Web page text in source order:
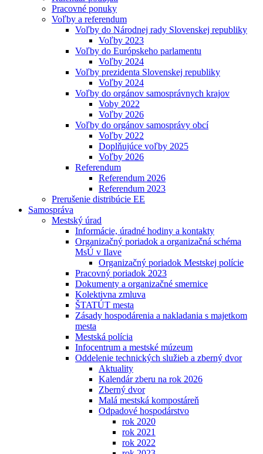
Pracovné ponuky
Voľby a referendum
Voľby do Národnej rady Slovenskej republiky
Voľby 2023
Voľby do Európskeho parlamentu
Voľby 2024
Voľby prezidenta Slovenskej republiky
Voľby 2024
Voľby do orgánov samosprávnych krajov
Voby 2022
Voľby 2026
Voľby do orgánov samosprávy obcí
Voľby 2022
Doplňujúce voľby 2025
Voľby 2026
Referendum
Referendum 2026
Referendum 2023
Prerušenie distribúcie EE
Samospráva
Mestský úrad
Informácie, úradné hodiny a kontakty
Organizačný poriadok a organizačná schéma
MsÚ v Ilave
Organizačný poriadok Mestskej polície
Pracovný poriadok 2023
Dokumenty a organizačné smernice
Kolektivna zmluva
ŠTATÚT mesta
Zásady hospodárenia a nakladania s majetkom
mesta
Mestská polícia
Infocentrum a mestské múzeum
Oddelenie technických služieb a zberný dvor
Aktuality
Kalendár zberu na rok 2026
Zberný dvor
Malá mestská kompostáreň
Odpadové hospodárstvo
rok 2020
rok 2021
rok 2022